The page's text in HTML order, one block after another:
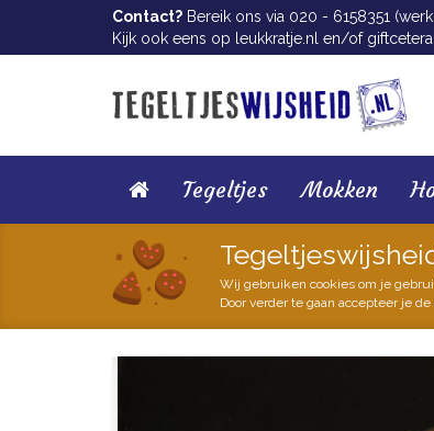
Contact? Bereik ons via 020 - 6158351
Kijk ook eens op leukkratje.nl en/of
Tegeltjes Mokken
Wij gebruiken cookies om je
Door verder te gaan accepteer je de